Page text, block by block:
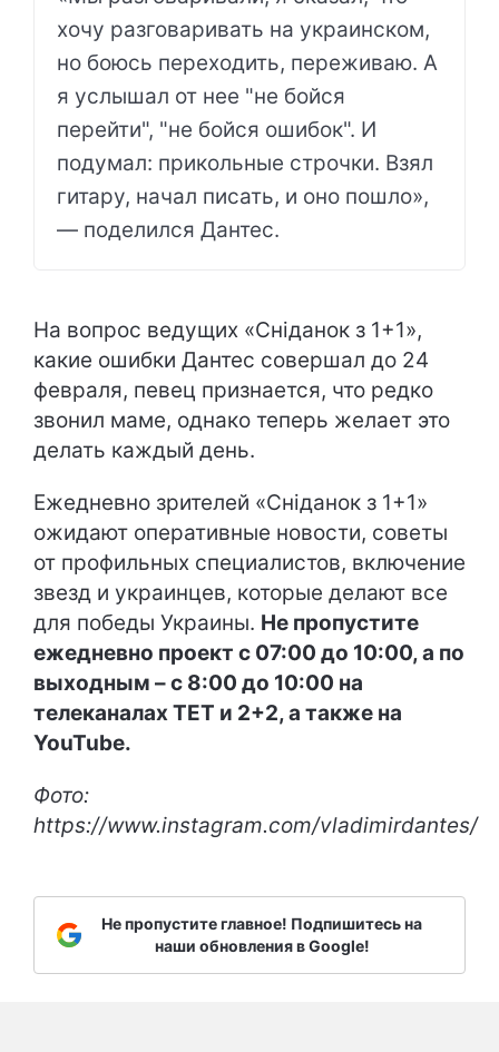
хочу разговаривать на украинском,
но боюсь переходить, переживаю. А
я услышал от нее "не бойся
перейти", "не бойся ошибок". И
подумал: прикольные строчки. Взял
гитару, начал писать, и оно пошло»,
— поделился Дантес.
На вопрос ведущих «Сніданок з 1+1»,
какие ошибки Дантес совершал до 24
февраля, певец признается, что редко
звонил маме, однако теперь желает это
делать каждый день.
Ежедневно зрителей «Сніданок з 1+1»
ожидают оперативные новости, советы
от профильных специалистов, включение
звезд и украинцев, которые делают все
для победы Украины. Не пропустите
ежедневно проект с 07:00 до 10:00, а по
выходным – с 8:00 до 10:00 на
телеканалах ТЕТ и 2+2, а также на
YouTube.
Фото:
https://www.instagram.com/vladimirdantes/
Не пропустите главное! Подпишитесь на
наши обновления в Google!